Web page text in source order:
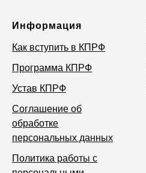
Информация
Как вступить в КПРФ
Программа КПРФ
Устав КПРФ
Соглашение об
обработке
персональных данных
Политика работы с